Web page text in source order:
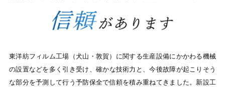
東洋紡フィルム工場（犬山・敦賀）に関する生産設備にかかわる機械
の設置などを多く引き受け、 確かな技術力と、今後故障が起こりそう
な部分を予測して行う予防保全で信頼を積み重ねてきました。 新設工